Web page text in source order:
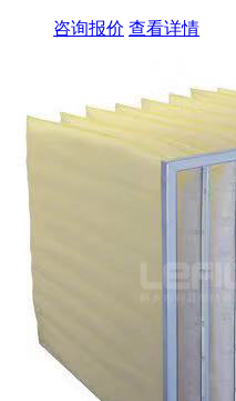
咨询报价 查看详情